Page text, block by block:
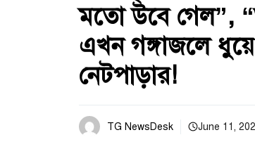
মতো উবে গেল”,
এখন গঙ্গাজলে ধুয়ে
নেটপাড়ার!
TG NewsDesk June 11,